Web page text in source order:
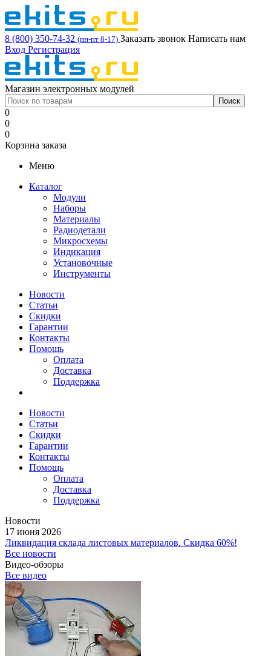
8 (800) 350-74-32 (пн-пт 8-17) Заказать звонок Написать нам
Вход Регистрация
Магазин электронных модулей
0
0
0
Корзина заказа
Меню
Каталог
Модули
Наборы
Материалы
Радиодетали
Микросхемы
Индикация
Установочные
Инструменты
Новости
Статьи
Скидки
Гарантии
Контакты
Помощь
Оплата
Доставка
Поддержка
Новости
Статьи
Скидки
Гарантии
Контакты
Помощь
Оплата
Доставка
Поддержка
Новости
17 июня 2026
Ликвидация склада листовых материалов. Скидка 60%!
Все новости
Видео-обзоры
Все видео